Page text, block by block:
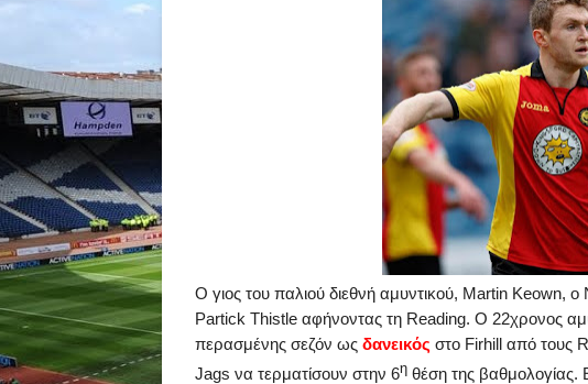
Ο γιος του παλιού διεθνή αμυντικού, Martin Keown, ο
Partick Thistle αφήνοντας τη Reading. Ο 22χρονος
περασμένης σεζόν ως δανεικός στο Firhill από τους
Jags να τερματίσουν στην 6η θέση της βαθμολογίας.